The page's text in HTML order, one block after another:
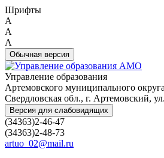
Шрифты
A
A
A
Обычная версия
Управление образования
Артемовского муниципального округа
Свердловская обл., г. Артемовский,
Версия для слабовидящих
(34363)2-46-47
(34363)2-48-73
artuo_02@mail.ru